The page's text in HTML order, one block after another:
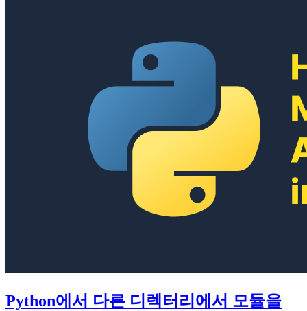
Python에서 다른 디렉터리에서 모듈을